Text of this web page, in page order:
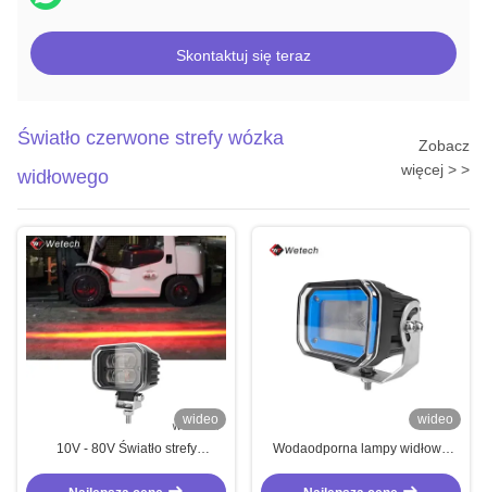
Skontaktuj się teraz
Światło czerwone strefy wózka
widłowego
Zobacz
więcej > >
wideo
10V - 80V Światło strefy
wideo
Wodaodporna lampy widłowe
bezpieczeństwa lampy widłowe